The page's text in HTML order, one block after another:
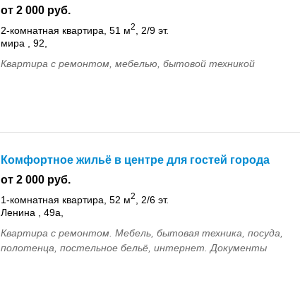
от 2 000 руб.
2-комнатная квартира, 51 м2
, 2/9 эт.
мира , 92,
Квартира с ремонтом, мебелью, бытовой техникой
Комфортное жильё в центре для гостей города
от 2 000 руб.
1-комнатная квартира, 52 м2
, 2/6 эт.
Ленина , 49а,
Квартира с ремонтом. Мебель, бытовая техника, посуда,
полотенца, постельное бельё, интернет. Документы